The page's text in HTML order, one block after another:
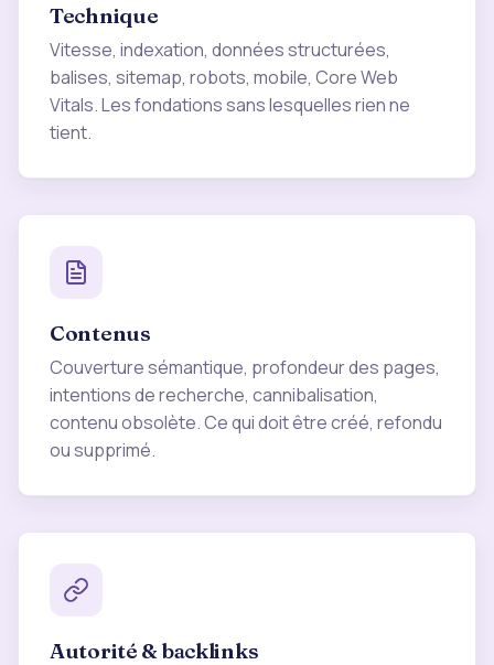
Technique
Vitesse, indexation, données structurées,
balises, sitemap, robots, mobile, Core Web
Vitals. Les fondations sans lesquelles rien ne
tient.
Contenus
Couverture sémantique, profondeur des pages,
intentions de recherche, cannibalisation,
contenu obsolète. Ce qui doit être créé, refondu
ou supprimé.
Autorité & backlinks